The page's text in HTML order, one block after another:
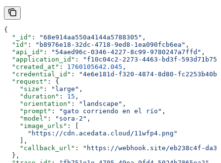
{
  "_id"
: "68e914aa550a4144a5788305" ,
  "id"
: "b8976e18-32dc-4718-9ed8-1ea090fcb6ea" ,
  "api_id"
: "54aed96c-0346-4227-8c99-9780247a7ffd" ,
  "application_id"
:
"f10c04c2-2273-4463-bd3f-
  "created_at"
: 1760105642.045 ,
  "credential_id"
:
"4e6e181d-f320-4874-8d80-
  "request"
: {
    "size"
: "large" ,
    "duration"
: 15 ,
    "orientation"
: "landscape" ,
    "prompt"
: "gato corriendo en el río" ,
    "model"
: "sora-2" ,
    "image_urls"
: [
      "https://cdn.acedata.cloud/11wfp4.png"
    ],
    "callback_url"
:
"https://webhook.site/eb238c4f-da3b-
  },